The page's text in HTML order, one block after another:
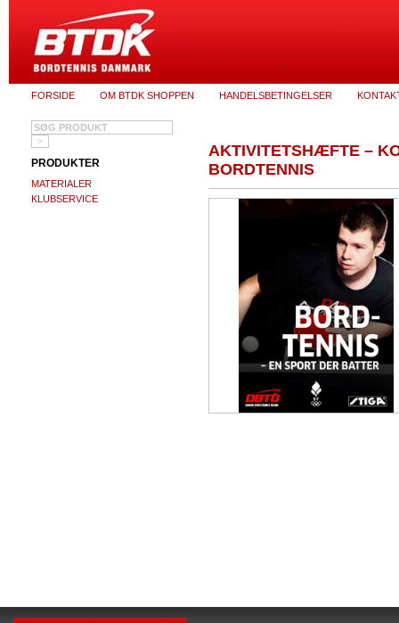
FORSIDE OM BTDK SHOPPEN HANDELSBETINGELSER
PRODUKTER
MATERIALER
KLUBSERVICE
AKTIVITETSHÆFTE –
BORDTENNIS